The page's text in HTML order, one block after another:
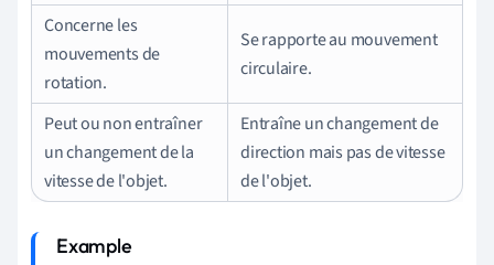
Concerne les
mouvements de
rotation.
Se rapporte au mouvement
circulaire.
Peut ou non entraîner
un changement de la
vitesse de l'objet.
Entraîne un changement de
direction mais pas de vitesse
de l'objet.